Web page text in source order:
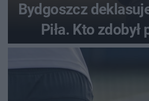
Bydgoszcz
Piła. Kto zdobył
bonusowy?